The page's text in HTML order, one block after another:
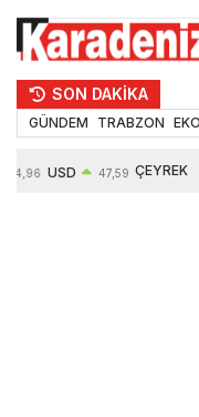
SON DAKİKA
GÜNDEM TRABZON
54,96 USD 47,59 ÇEYREK